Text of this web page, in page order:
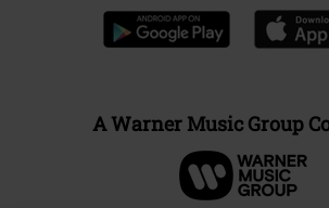
A Warner Music Group